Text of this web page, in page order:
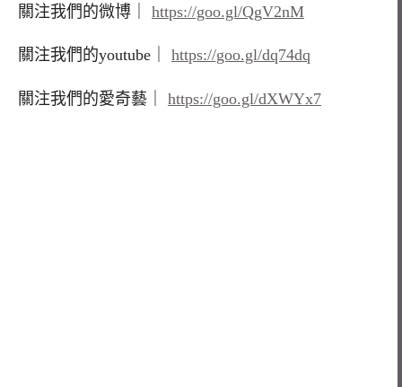
關注我們的微博｜ https://goo.gl/QgV2nM
關注我們的youtube https://goo.gl/dq74dq
關注我們的愛奇藝｜ https://goo.gl/dXWYx7